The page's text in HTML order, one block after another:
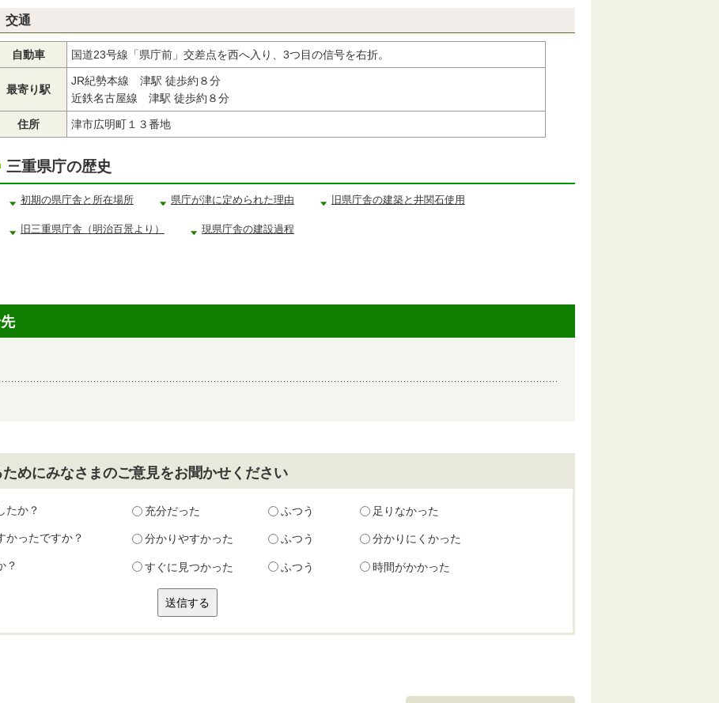
交通
自動車 国道23号線「県庁前」交差点を西へ入り、3つ目の信号を右折。
最寄り駅
JR紀勢本線 津駅 徒歩約８分
近鉄名古屋線 津駅 徒歩約８分
住所 津市広明町１３番地
三重県庁の歴史
初期の県庁舎と所在場所 県庁が津に定められた理由 旧県庁舎の建築と井関石使用
旧三重県庁舎（明治百景より） 現県庁舎の建設過程
めにみなさまのご意見をお聞かせください
たか？ 充分だった ふつう 足りなかった
かったですか？ 分かりやすかった ふつう 分かりにくかった
？ すぐに見つかった ふつう 時間がかかった